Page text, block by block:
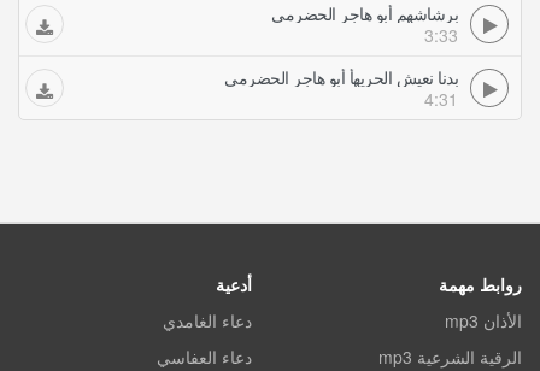
برشاشهم أبو هاجر الحضرمي
3:33
بدنا نعيش الحريهأ أبو هاجر الحضرمي
4:31
روابط مهمة
الأذان mp3
الرقية الشرعية mp3
أدعية
دعاء الغامدي
دعاء العفاسي